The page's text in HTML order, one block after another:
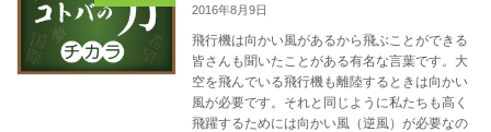
2016年8月9日
飛行機は向かい風があるから飛ぶことができる
皆さんも聞いたことがある有名な言葉です。大
空を飛んでいる飛行機も離陸するときは向かい
風が必要です。それと同じように私たちも高く
飛躍するためには向かい風（逆風）が必要なの